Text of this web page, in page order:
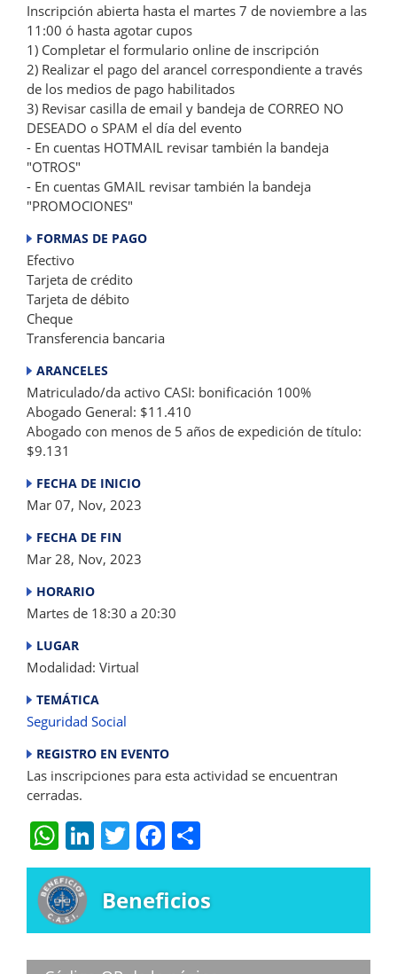
Inscripción abierta hasta el martes 7 de noviembre a las
11:00 ó hasta agotar cupos
1) Completar el formulario online de inscripción
2) Realizar el pago del arancel correspondiente a través
de los medios de pago habilitados
3) Revisar casilla de email y bandeja de CORREO NO
DESEADO o SPAM el día del evento
- En cuentas HOTMAIL revisar también la bandeja
"OTROS"
- En cuentas GMAIL revisar también la bandeja
"PROMOCIONES"
FORMAS DE PAGO
Efectivo
Tarjeta de crédito
Tarjeta de débito
Cheque
Transferencia bancaria
ARANCELES
Matriculado/da activo CASI: bonificación 100%
Abogado General: $11.410
Abogado con menos de 5 años de expedición de título:
$9.131
FECHA DE INICIO
Mar 07, Nov, 2023
FECHA DE FIN
Mar 28, Nov, 2023
HORARIO
Martes de 18:30 a 20:30
LUGAR
Modalidad: Virtual
TEMÁTICA
Seguridad Social
REGISTRO EN EVENTO
Las inscripciones para esta actividad se encuentran
cerradas.
W
h
at
s
A
Li
n
k
e
dI
T
w
itt
er
F
a
c
e
b
h
ar
e
Beneficios